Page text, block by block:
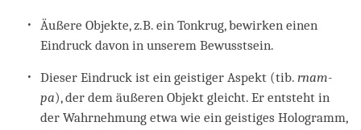
Äußere Objekte, z.B. ein Tonkrug, bewirken einen
Eindruck davon in unserem Bewusstsein.
Dieser Eindruck ist ein geistiger Aspekt (tib. rnam-
pa), der dem äußeren Objekt gleicht. Er entsteht in
der Wahrnehmung etwa wie ein geistiges Hologramm,